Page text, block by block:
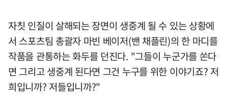
자칫 인질이 살해되는 장면이 생중계 될 수 있는 상황에
서 스포츠팀 총괄자 마빈 베이저(밴 채플린)의 한 마디를
작품을 관통하는 화두를 던진다. "그들이 누군가를 쏜다
면 그리고 생중계 된다면 그건 누구를 위한 이야기죠? 저
희입니까? 저들입니까?"